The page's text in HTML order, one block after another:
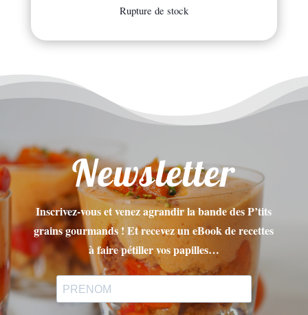
Rupture de stock
Newsletter
Inscrivez-vous et venez agrandir la bande des P’tits
grains gourmands ! Et recevez un eBook de recettes
à faire pétiller vos papilles…